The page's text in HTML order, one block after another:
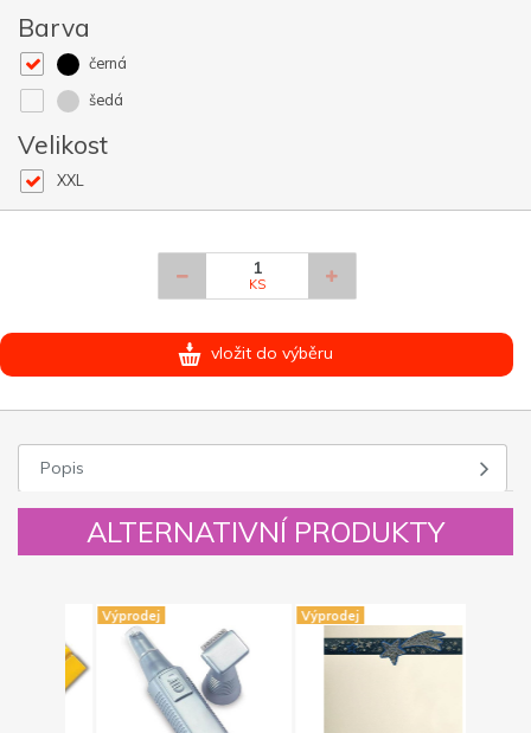
Barva
černá
šedá
Velikost
XXL
KS
vložit do výběru
Popis
ALTERNATIVNÍ PRODUKTY
Výprodej Výprodej